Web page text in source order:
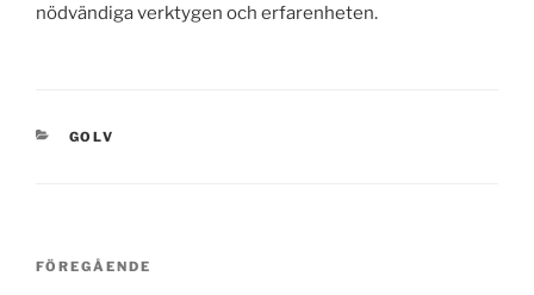
nödvändiga verktygen och erfarenheten.
KATEGORIER
GOLV
Inläggsnavigering
Föregående
FÖREGÅENDE